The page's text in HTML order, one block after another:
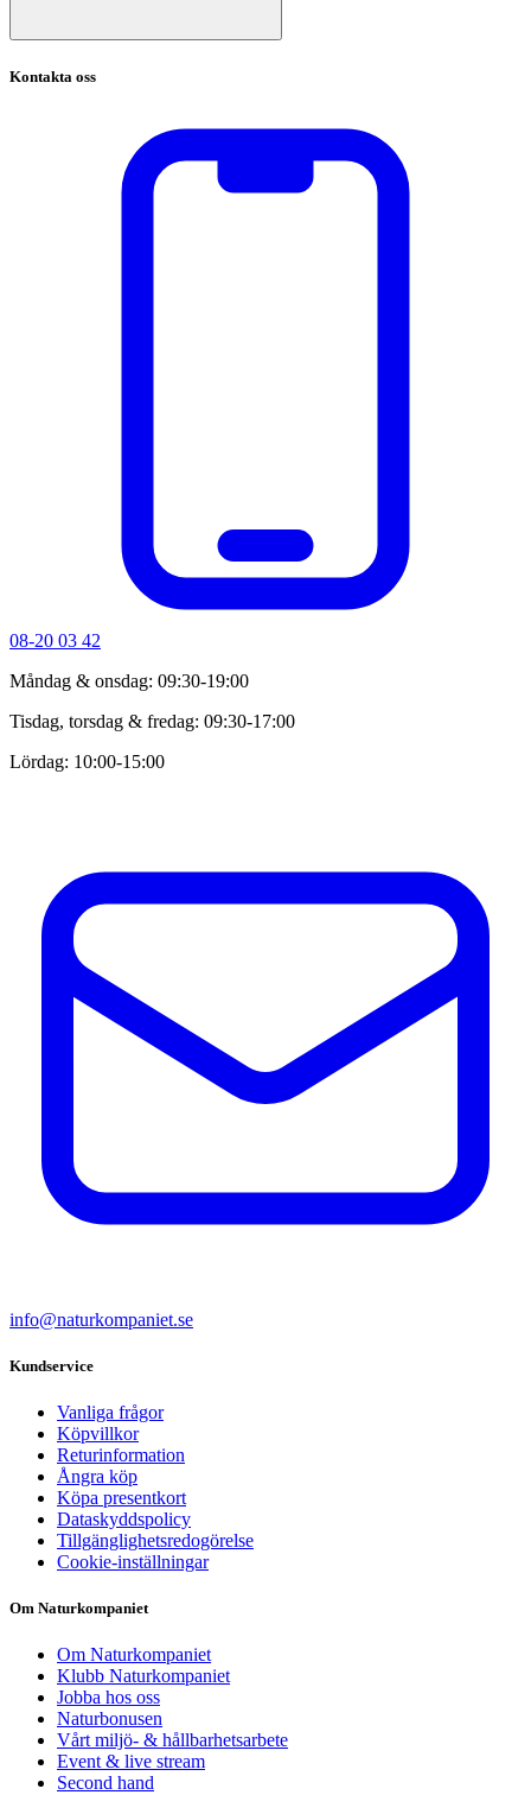
Kontakta oss
08-20 03 42
Måndag & onsdag: 09:30-19:00
Tisdag, torsdag & fredag: 09:30-17:00
Lördag: 10:00-15:00
info@naturkompaniet.se
Kundservice
Vanliga frågor
Köpvillkor
Returinformation
Ångra köp
Köpa presentkort
Dataskyddspolicy
Tillgänglighetsredogörelse
Cookie-inställningar
Om Naturkompaniet
Om Naturkompaniet
Klubb Naturkompaniet
Jobba hos oss
Naturbonusen
Vårt miljö- & hållbarhetsarbete
Event & live stream
Second hand